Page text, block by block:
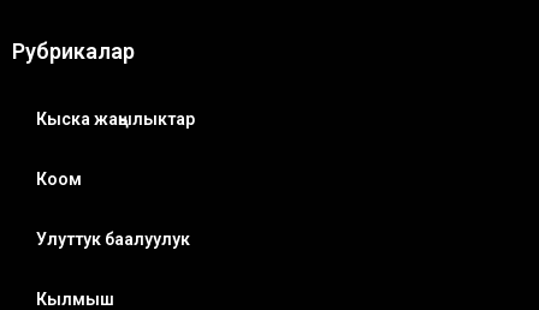
Рубрикалар
Кыска жаңылыктар
Коом
Улуттук баалуулук
Кылмыш